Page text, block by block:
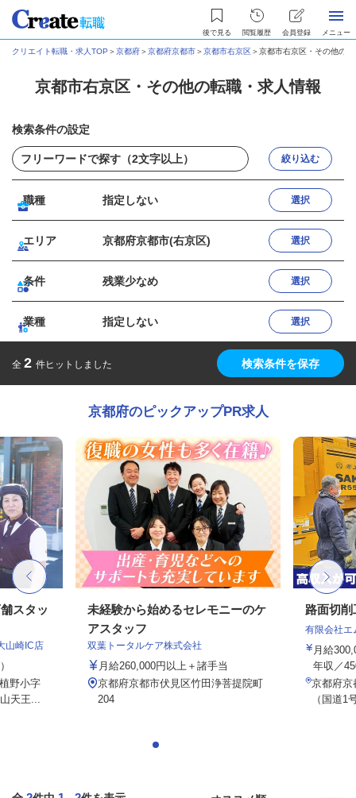
後で見る 閲覧履歴 会員登録 メニュー
クリエイト転職・求人TOP ＞京都府＞京都府京都市＞京都市右京区＞京都市右京区・その他の
京都市右京区・その他の転職・求人情報
検索条件の設定
絞り込む
職種 指定しない 選択
エリア 京都府京都市(右京区) 選択
条件 残業少なめ 選択
業種 指定しない 選択
全 2 件ヒットしました 検索条件を保存
京都府のピックアップPR求人
スタッ
山崎IC店
野小字
天王...
未経験から始めるセレモニーのケ
アスタッフ
双葉トータルケア株式会社
月給260,000円以上＋諸手当
京都府京都市伏見区竹田浄菩提院町
204
路面切
有限会社エ
月給
年収／
京都府京
（国道1